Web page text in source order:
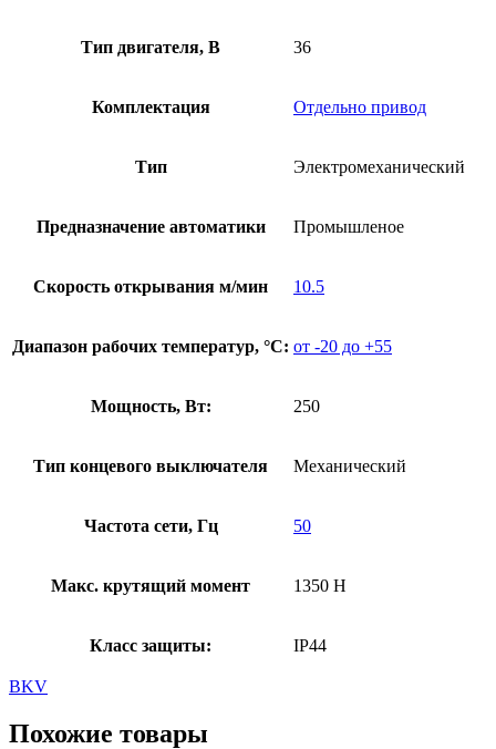
Тип двигателя, В 36
Комплектация Отдельно привод
Тип Электромеханический
Предназначение автоматики Промышленое
Скорость открывания м/мин 10.5
Диапазон рабочих температур, °С: от -20 до +55
Мощность, Вт: 250
Тип концевого выключателя Механический
Частота сети, Гц 50
Макс. крутящий момент 1350 Н
Класс защиты: IP44
BKV
Похожие товары